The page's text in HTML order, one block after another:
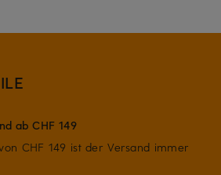
ab CHF 149
CHF 149 ist der Versand immer